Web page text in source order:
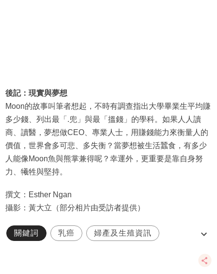
後記：現實與夢想
Moon的故事叫筆者想起，不時有調查指出大學畢業生平均賺
多少錢、列出最「.兜」與最「搵錢」的學科。如果人人讀
商、讀醫，夢想做CEO、專業人士，用賺錢能力來衡量人的
價值，世界會多可悲、多失衡？當夢想被生活蠶食，有多少
人能像Moon魚與熊掌兼得呢？幸運外，更重要是靠自身努
力、犧牲與堅持。
撰文：Esther Ngan
攝影：黃大立（部分相片由受訪者提供）
關鍵詞 乳癌 婦產及生殖資訊